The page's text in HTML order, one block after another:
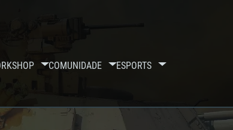
COMUNIDADE ESPORTS